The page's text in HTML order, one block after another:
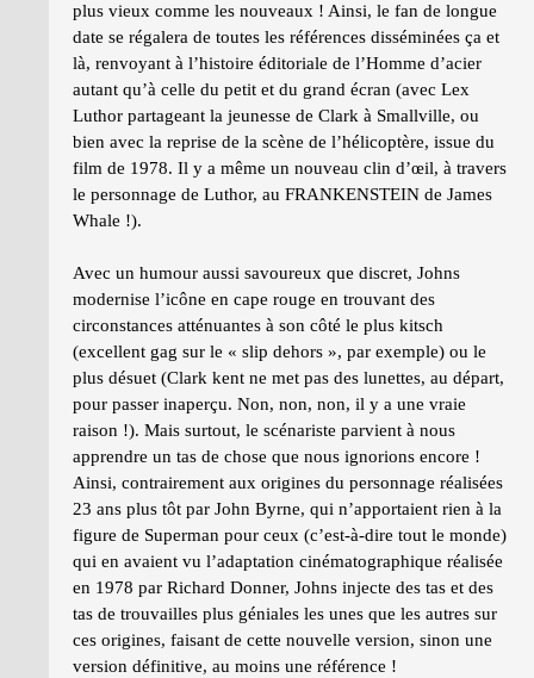
plus vieux comme les nouveaux ! Ainsi, le fan de longue
date se régalera de toutes les références disséminées ça et
là, renvoyant à l’histoire éditoriale de l’Homme d’acier
autant qu’à celle du petit et du grand écran (avec Lex
Luthor partageant la jeunesse de Clark à Smallville, ou
bien avec la reprise de la scène de l’hélicoptère, issue du
film de 1978. Il y a même un nouveau clin d’œil, à travers
le personnage de Luthor, au FRANKENSTEIN de James
Whale !).
Avec un humour aussi savoureux que discret, Johns
modernise l’icône en cape rouge en trouvant des
circonstances atténuantes à son côté le plus kitsch
(excellent gag sur le « slip dehors », par exemple) ou le
plus désuet (Clark kent ne met pas des lunettes, au départ,
pour passer inaperçu. Non, non, non, il y a une vraie
raison !). Mais surtout, le scénariste parvient à nous
apprendre un tas de chose que nous ignorions encore !
Ainsi, contrairement aux origines du personnage réalisées
23 ans plus tôt par John Byrne, qui n’apportaient rien à la
figure de Superman pour ceux (c’est-à-dire tout le monde)
qui en avaient vu l’adaptation cinématographique réalisée
en 1978 par Richard Donner, Johns injecte des tas et des
tas de trouvailles plus géniales les unes que les autres sur
ces origines, faisant de cette nouvelle version, sinon une
version définitive, au moins une référence !